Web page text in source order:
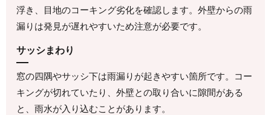
浮き、目地のコーキング劣化を確認します。外壁からの雨
漏りは発見が遅れやすいため注意が必要です。
サッシまわり
窓の四隅やサッシ下は雨漏りが起きやすい箇所です。コー
キングが切れていたり、外壁との取り合いに隙間がある
と、雨水が入り込むことがあります。